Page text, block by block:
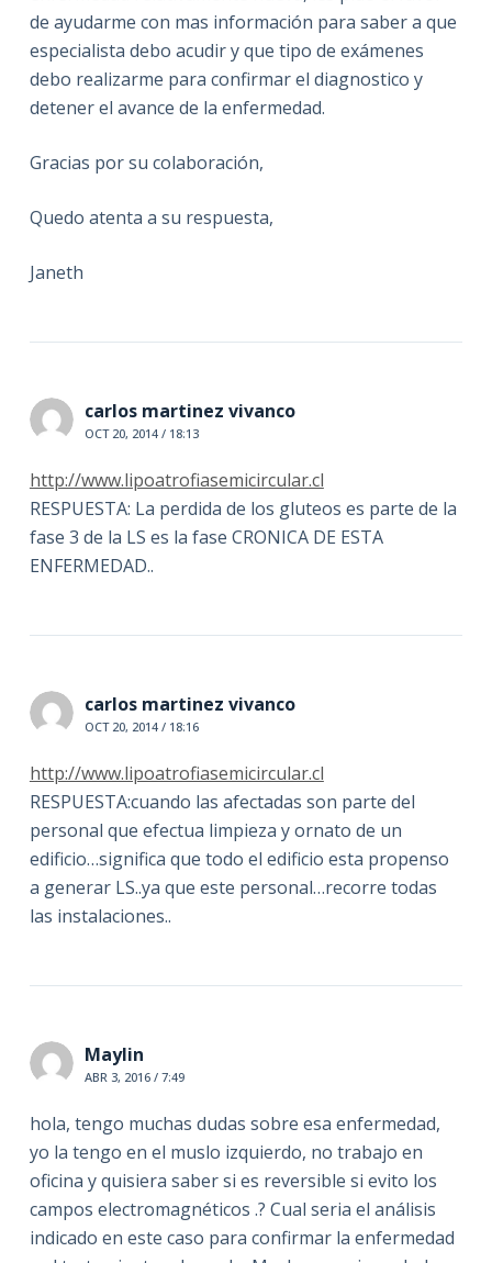
de ayudarme con mas información para saber a que
especialista debo acudir y que tipo de exámenes
debo realizarme para confirmar el diagnostico y
detener el avance de la enfermedad.
Gracias por su colaboración,
Quedo atenta a su respuesta,
Janeth
carlos martinez vivanco
OCT 20, 2014 / 18:13
http://www.lipoatrofiasemicircular.cl
RESPUESTA: La perdida de los gluteos es parte de la
fase 3 de la LS es la fase CRONICA DE ESTA
ENFERMEDAD..
carlos martinez vivanco
OCT 20, 2014 / 18:16
http://www.lipoatrofiasemicircular.cl
RESPUESTA:cuando las afectadas son parte del
personal que efectua limpieza y ornato de un
edificio…significa que todo el edificio esta propenso
a generar LS..ya que este personal…recorre todas
las instalaciones..
Maylin
ABR 3, 2016 / 7:49
hola, tengo muchas dudas sobre esa enfermedad,
yo la tengo en el muslo izquierdo, no trabajo en
oficina y quisiera saber si es reversible si evito los
campos electromagnéticos .? Cual seria el análisis
indicado en este caso para confirmar la enfermedad